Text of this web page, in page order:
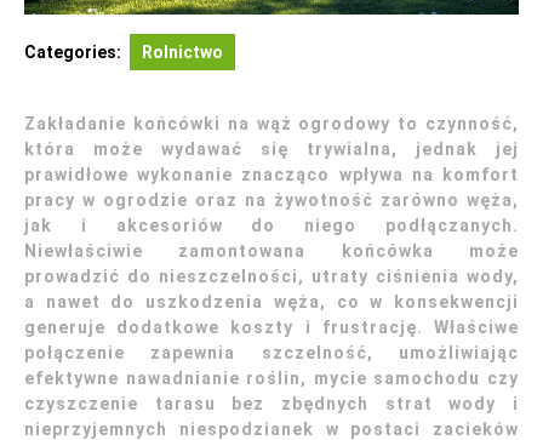
Categories: Rolnictwo
Zakładanie końcówki na wąż ogrodowy to czynność,
która może wydawać się trywialna, jednak jej
prawidłowe wykonanie znacząco wpływa na komfort
pracy w ogrodzie oraz na żywotność zarówno węża,
jak i akcesoriów do niego podłączanych.
Niewłaściwie zamontowana końcówka może
prowadzić do nieszczelności, utraty ciśnienia wody,
a nawet do uszkodzenia węża, co w konsekwencji
generuje dodatkowe koszty i frustrację. Właściwe
połączenie zapewnia szczelność, umożliwiając
efektywne nawadnianie roślin, mycie samochodu czy
czyszczenie tarasu bez zbędnych strat wody i
nieprzyjemnych niespodzianek w postaci zacieków